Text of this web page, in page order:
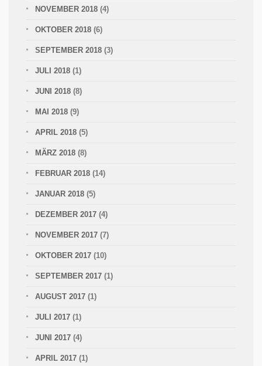
NOVEMBER 2018 (4)
OKTOBER 2018 (6)
SEPTEMBER 2018 (3)
JULI 2018 (1)
JUNI 2018 (8)
MAI 2018 (9)
APRIL 2018 (5)
MÄRZ 2018 (8)
FEBRUAR 2018 (14)
JANUAR 2018 (5)
DEZEMBER 2017 (4)
NOVEMBER 2017 (7)
OKTOBER 2017 (10)
SEPTEMBER 2017 (1)
AUGUST 2017 (1)
JULI 2017 (1)
JUNI 2017 (4)
APRIL 2017 (1)